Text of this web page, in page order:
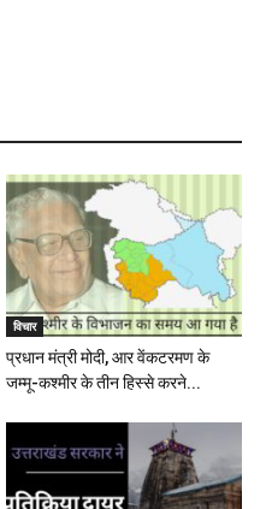
विचार
प्रधान मंत्री मोदी, आर वेंकटरमण के
जम्मू-कश्मीर के तीन हिस्से करने...